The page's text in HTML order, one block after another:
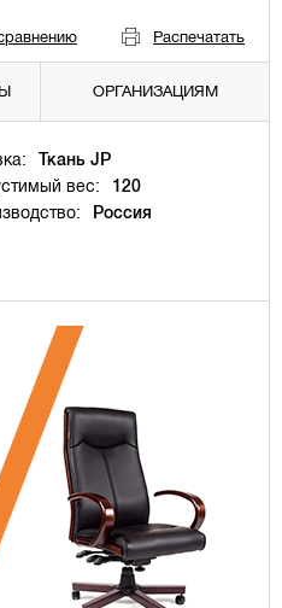
Распечатать
ОРГАНИЗАЦИЯМ
Ткань JP
вес:
120
Россия